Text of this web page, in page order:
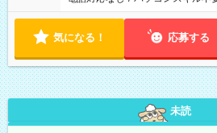
気になる！ 応募する
未読